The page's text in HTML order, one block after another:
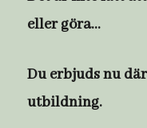
eller göra…
Du erbjuds nu
utbildning.